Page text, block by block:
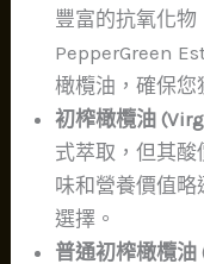
豐富的抗氧化物
PepperGreen
橄欖油，確保您
初榨橄欖油
式萃取，但其酸
味和營養價值
選擇。
普通初榨橄欖